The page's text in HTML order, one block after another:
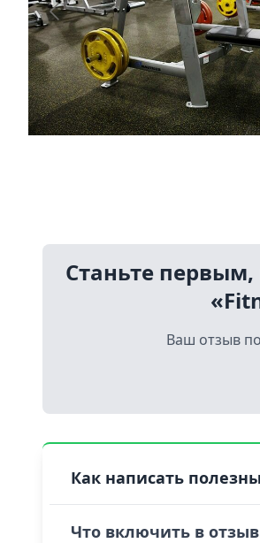
Станьте первым,
Ваш отзыв
Как написать
Что включить в